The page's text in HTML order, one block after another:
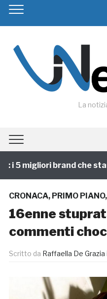
La
5 migliori brand che
CRONACA, PRIMO PIANO,
16enne
commenti
Scritto da Raffaella De Grazia